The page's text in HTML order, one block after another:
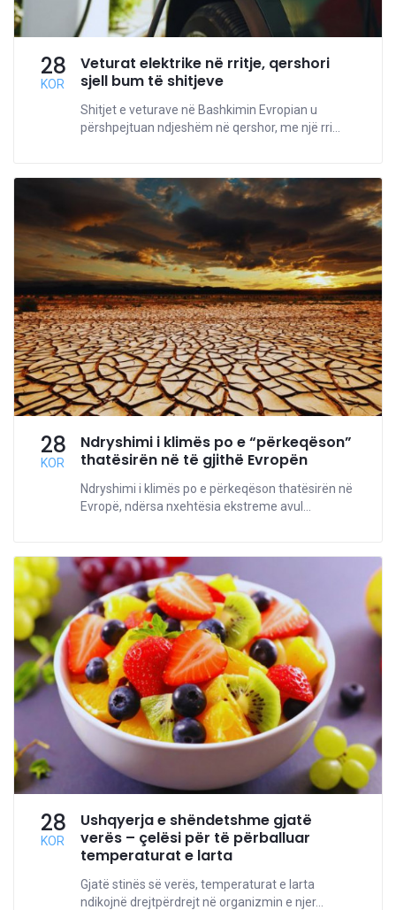
28
KOR
Veturat elektrike në rritje, qershori
sjell bum të shitjeve
Shitjet e veturave në Bashkimin Evropian u
përshpejtuan ndjeshëm në qershor, me një rri...
28
KOR
Ndryshimi i klimës po e “përkeqëson”
thatësirën në të gjithë Evropën
Ndryshimi i klimës po e përkeqëson thatësirën në
Evropë, ndërsa nxehtësia ekstreme avul...
28
KOR
Ushqyerja e shëndetshme gjatë
verës – çelësi për të përballuar
temperaturat e larta
Gjatë stinës së verës, temperaturat e larta
ndikojnë drejtpërdrejt në organizmin e njer...